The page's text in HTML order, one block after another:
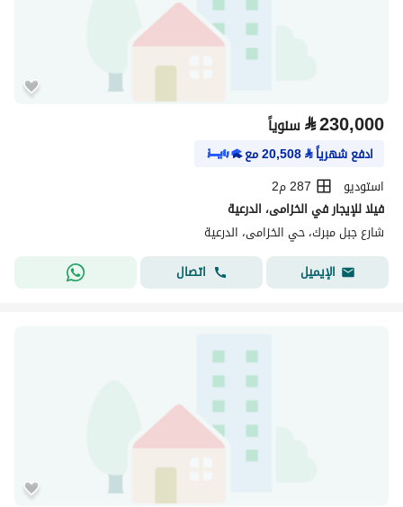
⃁230,000 سنوياً
ادفع شهرياً⃁
20,508مع
استوديو
287 م2
فيلا للإيجار في الخزامى، الدرعية
شارع جبل مبرك، حي الخزامى، الدرعية
الإيميل
اتصال